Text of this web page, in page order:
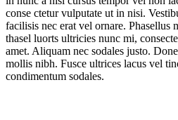
conse ctetur vulputate ut in nisi.
facilisis nec erat vel ornare. Phasellus
thasel luorts ultricies nunc mi,
amet. Aliquam nec sodales justo.
mollis nibh. Fusce ultrices lacus vel
condimentum sodales.